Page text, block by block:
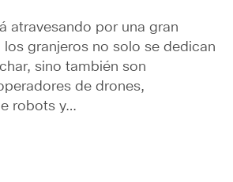
atravesando por una gran
los granjeros no solo se dedican
sino también son
de drones,
robots y…